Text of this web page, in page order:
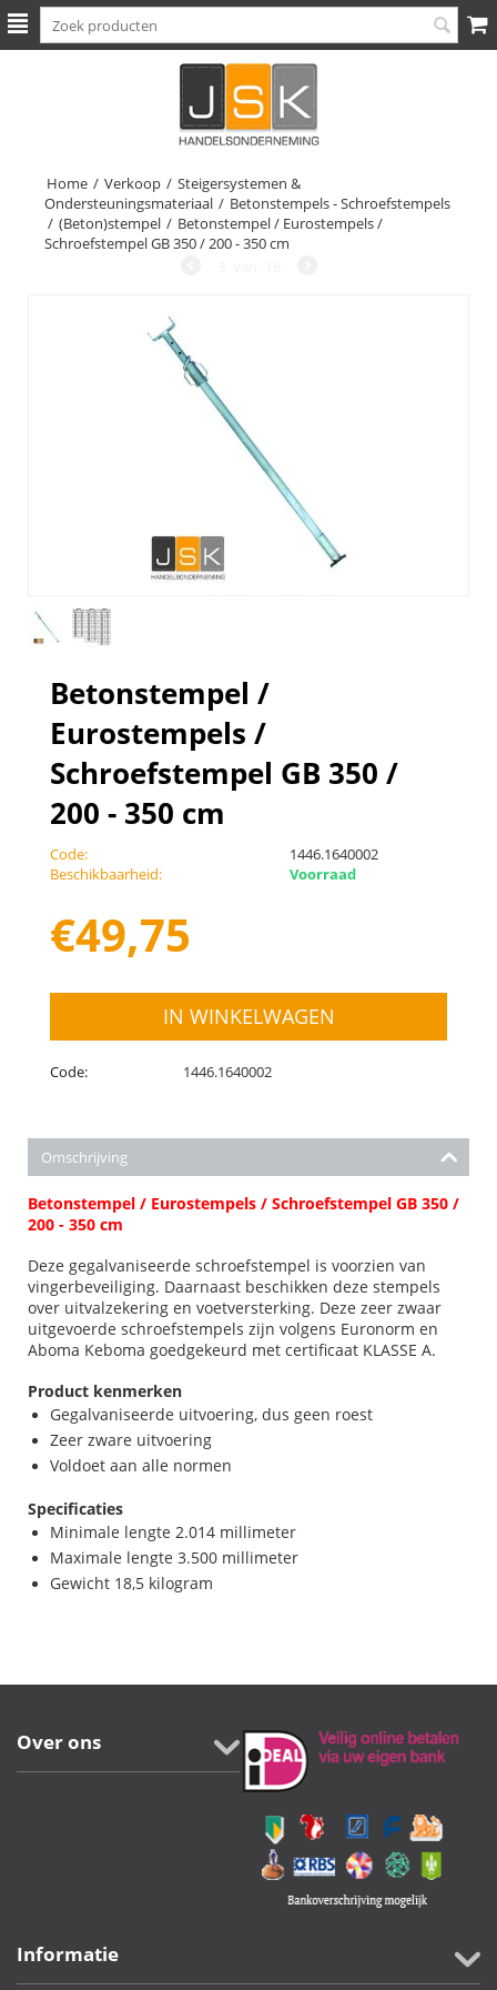
Home / Verkoop / Steigersystemen &
Ondersteuningsmateriaal / Betonstempels - Schroefstempels
/ (Beton)stempel / Betonstempel / Eurostempels /
Schroefstempel GB 350 / 200 - 350 cm
Betonstempel /
Eurostempels /
Schroefstempel GB 350 /
200 - 350 cm
Code:
1446.1640002
Beschikbaarheid:
Voorraad
€49,75
IN WINKELWAGEN
Code: 1446.1640002
Omschrijving
Betonstempel / Eurostempels / Schroefstempel GB 350 /
200 - 350 cm
Deze gegalvaniseerde schroefstempel is voorzien van
vingerbeveiliging. Daarnaast beschikken deze stempels
over uitvalzekering en voetversterking. Deze zeer zwaar
uitgevoerde schroefstempels zijn volgens Euronorm en
Aboma Keboma goedgekeurd met certificaat KLASSE A.
Product kenmerken
Gegalvaniseerde uitvoering, dus geen roest
Zeer zware uitvoering
Voldoet aan alle normen
Specificaties
Minimale lengte 2.014 millimeter
Maximale lengte 3.500 millimeter
Gewicht 18,5 kilogram
Over ons
Informatie